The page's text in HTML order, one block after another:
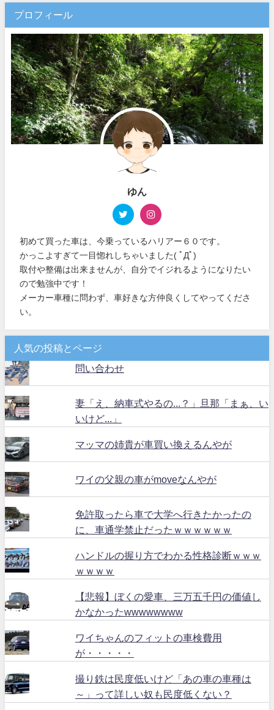
プロフィール
ゆん
初めて買った車は、今乗っているハリアー６０です。
かっこよすぎて一目惚れしちゃいました( ﾟДﾟ)
取付や整備は出来ませんが、自分でイジれるようになりたい
ので勉強中です！
メーカー車種に問わず、車好きな方仲良くしてやってくださ
い。
人気の投稿とページ
問い合わせ
妻「え、納車式やるの...？」旦那「まぁ、い
いけど...」
マッマの姉貴が車買い換えるんやが
ワイの父親の車がmoveなんやが
免許取ったら車で大学へ行きたかったの
に、車通学禁止だったｗｗｗｗｗｗ
ハンドルの握り方でわかる性格診断ｗｗｗ
ｗｗｗｗ
【悲報】ぼくの愛車、三万五千円の価値し
かなかったwwwwwwww
ワイちゃんのフィットの車検費用
が・・・・・
撮り鉄は民度低いけど「あの車の車種は
～」って詳しい奴も民度低くない？